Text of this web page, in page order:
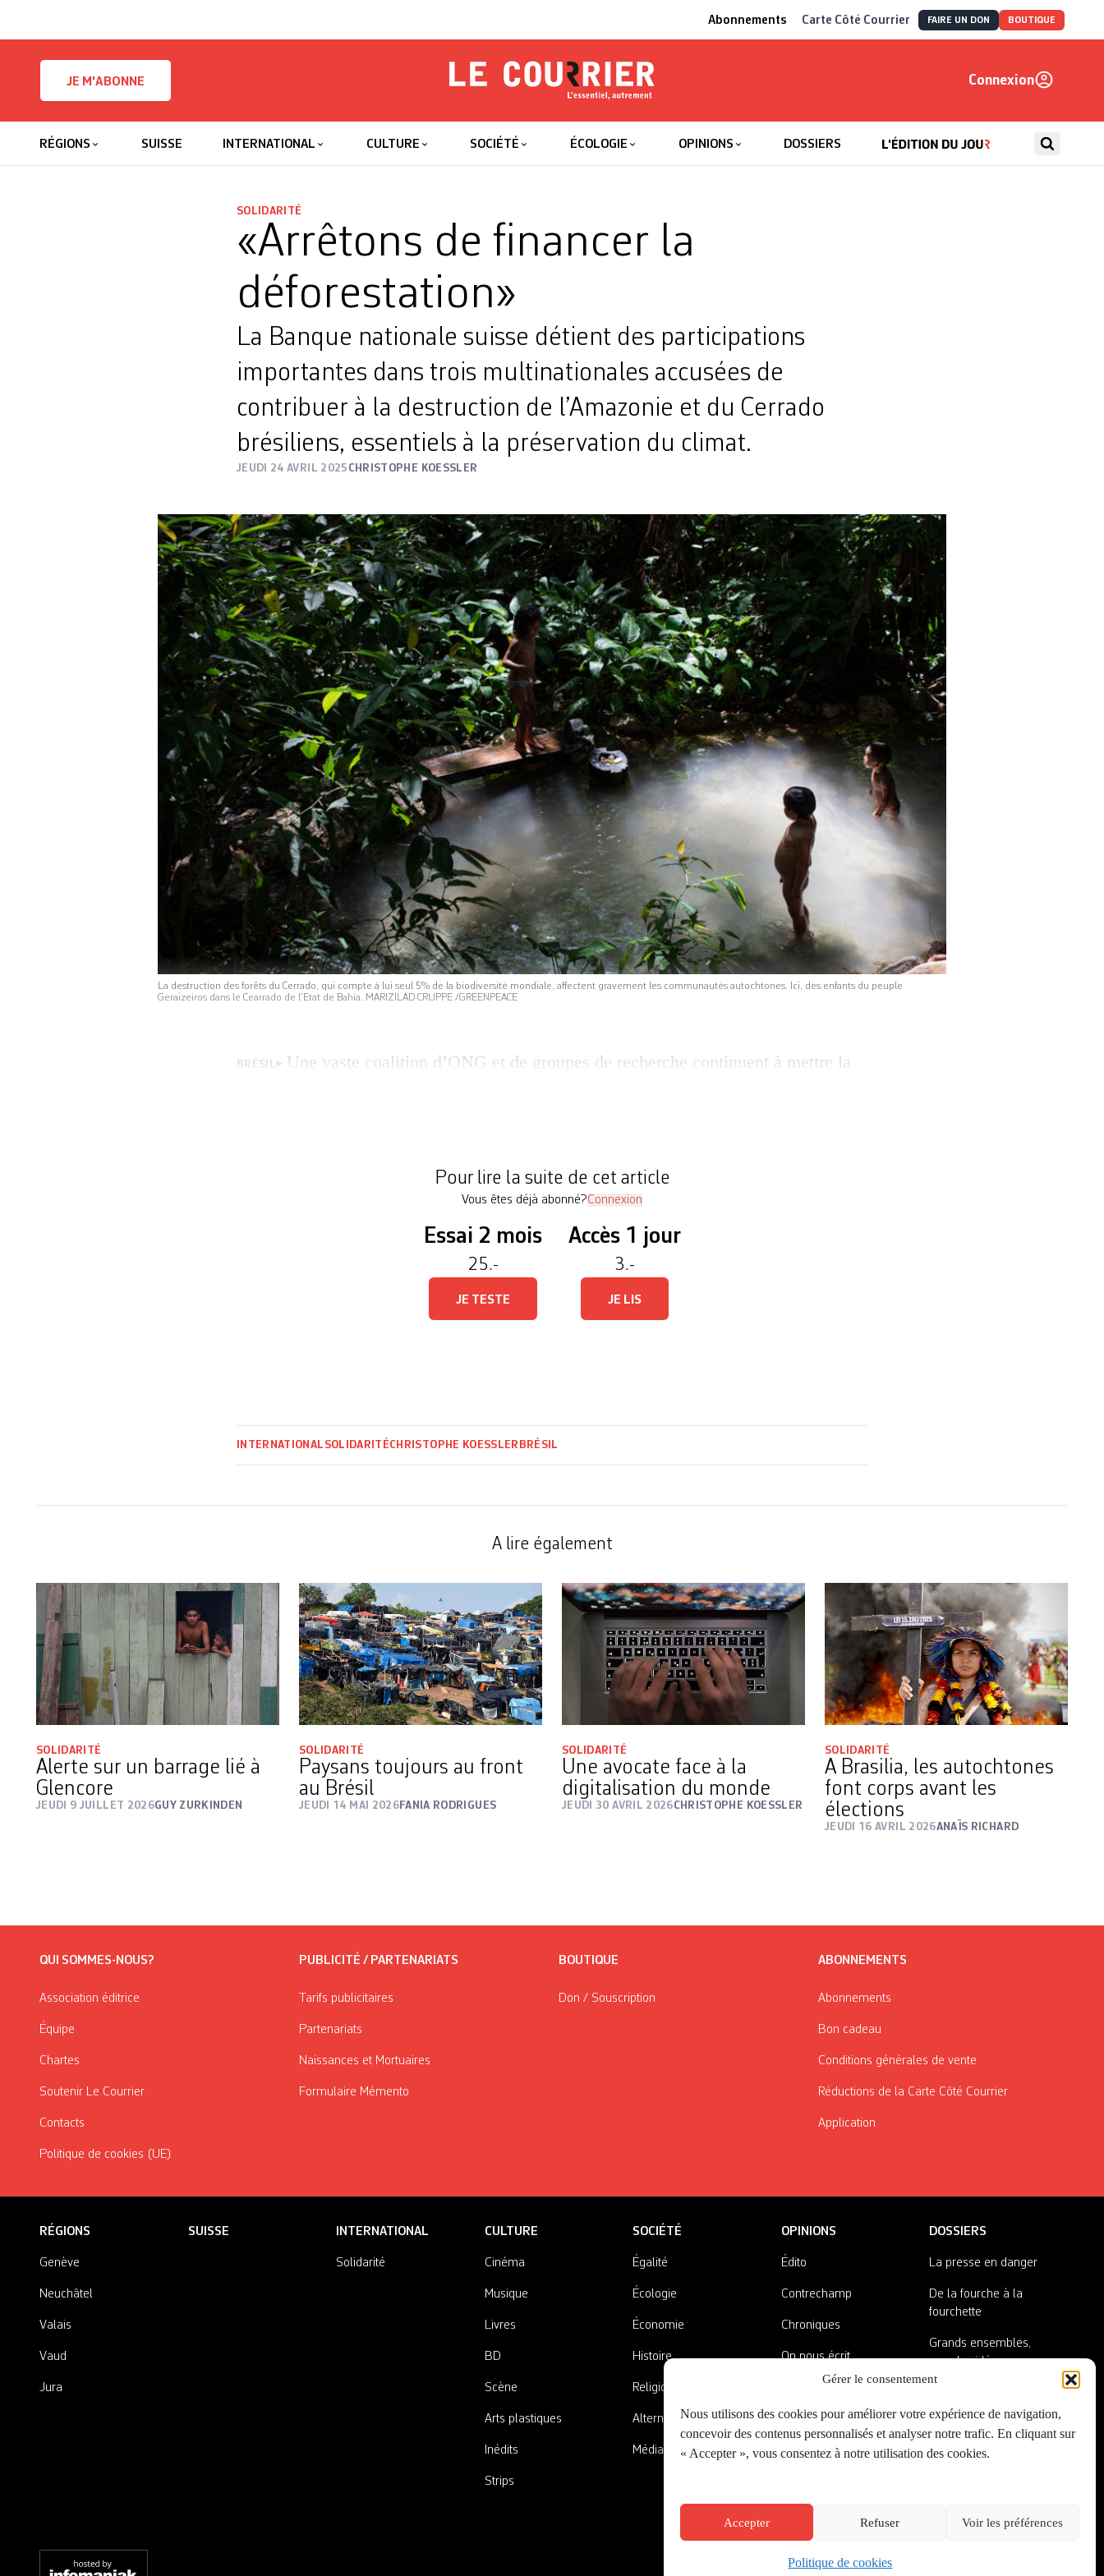
Gérer le consentement
Nous utilisons des cookies pour améliorer votre expérience de navigation,
concevoir des contenus personnalisés et analyser notre trafic. En cliquant sur
« Accepter », vous consentez à notre utilisation des cookies.
Accepter Refuser Voir les préférences
Politique de cookies
Abonnements Carte Côté Courrier FAIRE UN DON BOUTIQUE
JE M'ABONNE
Le Courrier
Connexion
RÉGIONS SUISSE INTERNATIONAL CULTURE SOCIÉTÉ ÉCOLOGIE OPINIONS DOSSIERS
SOLIDARITÉ
«Arrêtons de financer la
déforestation»
La Banque nationale suisse détient des participations
importantes dans trois multinationales accusées de
contribuer à la destruction de l’Amazonie et du Cerrado
brésiliens, essentiels à la préservation du climat.
JEUDI 24 AVRIL 2025 CHRISTOPHE KOESSLER
La destruction des forêts du Cerrado, qui compte à lui seul 5% de la biodiversité mondiale, affectent gravement les communautés autochtones. Ici, des enfants du peuple
Geraizeiros dans le Cearrado de l’Etat de Bahia. MARIZILAD CRUPPE /GREENPEACE
BRÉSIL
Une vaste coalition d’ONG et de groupes de recherche continuent à mettre la
Pour lire la suite de cet article
Vous êtes déjà abonné?Connexion
Essai 2 mois
25.-
JE TESTE
Accès 1 jour
3.-
JE LIS
INTERNATIONAL SOLIDARITÉCHRISTOPHE KOESSLER BRÉSIL
A lire également
SOLIDARITÉ
Alerte sur un barrage lié à
Glencore
JEUDI 9 JUILLET 2026GUY ZURKINDEN
SOLIDARITÉ
Paysans toujours au front
au Brésil
JEUDI 14 MAI 2026FANIA RODRIGUES
SOLIDARITÉ
Une avocate face à la
digitalisation du monde
JEUDI 30 AVRIL 2026CHRISTOPHE KOESSLER
SOLIDARITÉ
A Brasilia, les autochtones
font corps avant les
élections
JEUDI 16 AVRIL 2026ANAÏS RICHARD
QUI SOMMES-NOUS?
Association éditrice
Équipe
Chartes
Soutenir Le Courrier
Contacts
Politique de cookies (UE)
PUBLICITÉ / PARTENARIATS
Tarifs publicitaires
Partenariats
Naissances et Mortuaires
Formulaire Mémento
BOUTIQUE
Don / Souscription
ABONNEMENTS
Abonnements
Bon cadeau
Conditions générales de vente
Réductions de la Carte Côté Courrier
Application
RÉGIONS
Genève
Neuchâtel
Valais
Vaud
Jura
SUISSE INTERNATIONAL
Solidarité
CULTURE
Cinéma
Musique
Livres
BD
Scène
Arts plastiques
Inédits
Strips
SOCIÉTÉ
Égalité
Écologie
Économie
Histoire
Religions
Alternatives
Médias
OPINIONS
Édito
Contrechamp
Chroniques
On nous écrit
A côté de la plaque
DOSSIERS
La presse en danger
De la fourche à la
fourchette
Grands ensembles,
grandes idées
Créé par